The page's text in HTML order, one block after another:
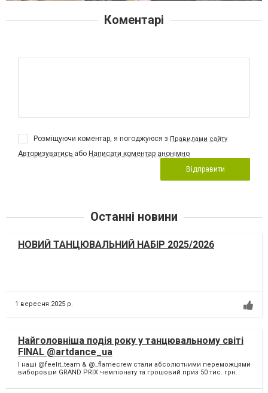
Коментарі
Розміщуючи коментар, я погоджуюся з Правилами сайту
Авторизуватись або Написати коментар анонімно
Відправити
Останні новини
НОВИЙ ТАНЦЮВАЛЬНИЙ НАБІР 2025/2026
1 вересня 2025 р.
Найголовніша подія року у танцювальному світі
FINAL @artdance_ua
І наші @feelit_team & @_flamecrew стали абсолютними переможцями
виборовши GRAND PRIX чемпіонату та грошовий приз 50 тис. грн.